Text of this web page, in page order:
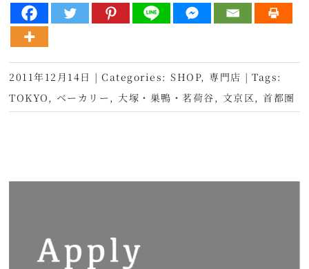
2011年12月14日 | Categories:SHOP, 専門店 | Tags:
TOKYO , ベーカリー , 大塚・巣鴨・茗荷谷 , 文京区 , 首都圏